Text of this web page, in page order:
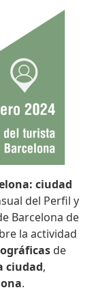
ciudad
del Perfil y
Barcelona de
la actividad
de
ciudad,
.